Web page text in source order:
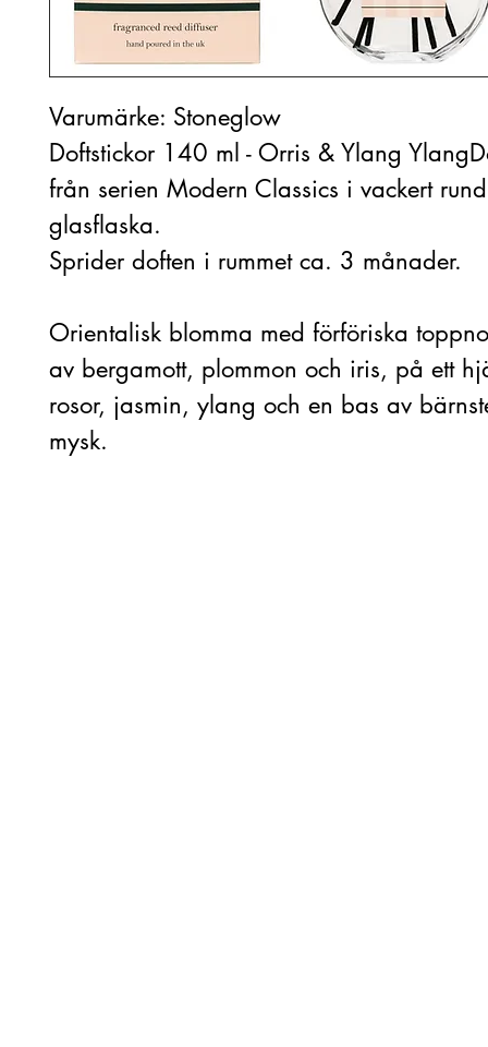
Varumärke: Stoneglow
Doftstickor 140 ml - Orris & Ylang
från serien Modern Classics i vackert rund
glasflaska.
Sprider doften i rummet ca. 3 månader.
Orientalisk blomma med förföriska
av bergamott, plommon och iris, på ett
rosor, jasmin, ylang och en bas av
mysk.